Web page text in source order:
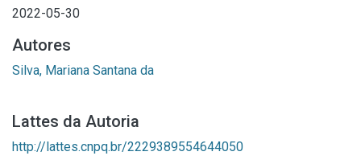
2022-05-30
Autores
Silva, Mariana Santana da
Lattes da Autoria
http://lattes.cnpq.br/2229389554644050